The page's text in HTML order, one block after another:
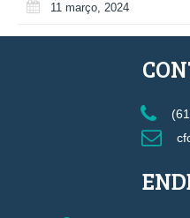
11 março, 2024